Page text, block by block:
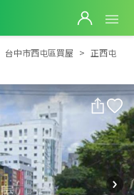
正西屯逢甲大地坪建地
台中市西屯區買屋
正西屯